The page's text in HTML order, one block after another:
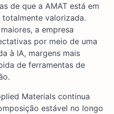
de que a AMAT está em
valorizada.
a empresa
por meio de uma
à IA, margens mais
de ferramentas de
Materials continua
estável no longo